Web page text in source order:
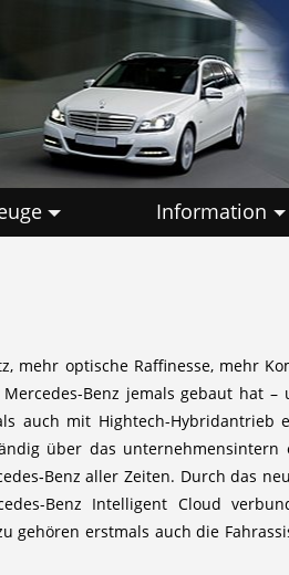
Information
mehr optische Raffinesse, mehr
Benz jemals gebaut hat
auch mit Hightech-Hybridantrieb
über das unternehmensintern
aller Zeiten. Durch das
Benz Intelligent Cloud
erstmals auch die